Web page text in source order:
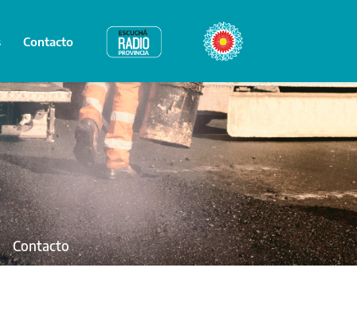
Contacto Radio Provincia Bicentenario
Contacto